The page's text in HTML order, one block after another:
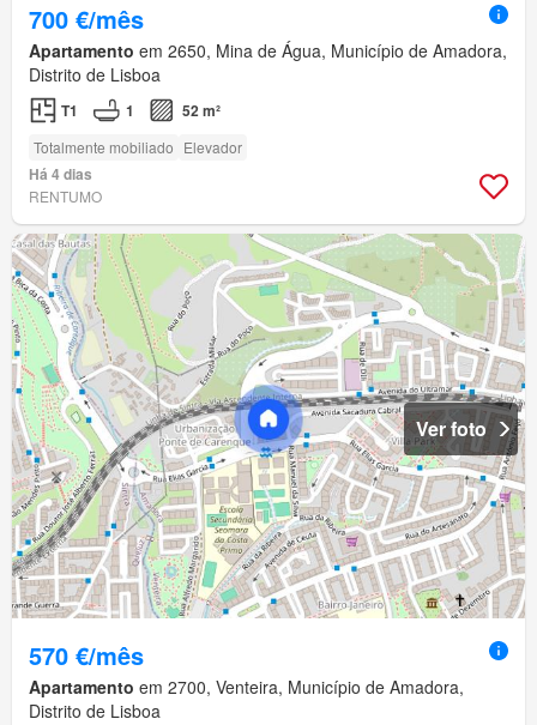
700 €/mês
Apartamento em 2650, Mina de Água, Município de Amadora,
Distrito de Lisboa
T1 1 52 m²
Totalmente mobiliado Elevador
Há 4 dias
RENTUMO
Ver foto
570 €/mês
Apartamento em 2700, Venteira, Município de Amadora,
Distrito de Lisboa